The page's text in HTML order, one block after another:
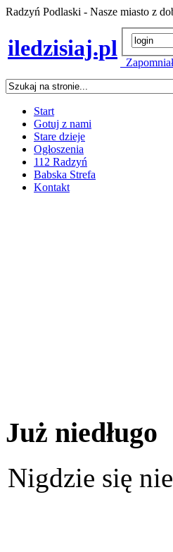
Radzyń Podlaski - Nasze miasto z
iledzisiaj.pl
Start
Gotuj z nami
Stare dzieje
Ogłoszenia
112 Radzyń
Babska Strefa
Kontakt
Już niedługo
Nigdzie się